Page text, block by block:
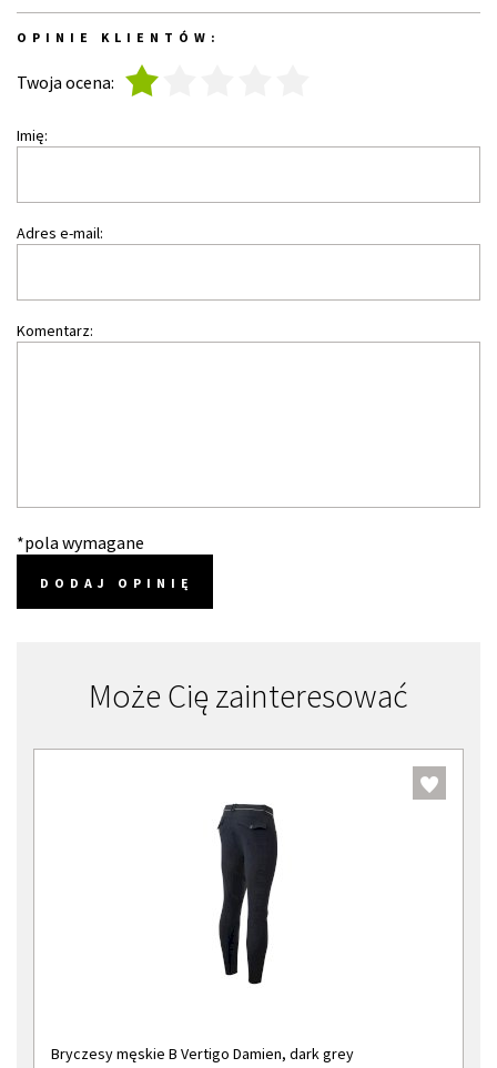
OPINIE KLIENTÓW:
Twoja ocena:
Imię:
Adres e-mail:
Komentarz:
*pola wymagane
DODAJ OPINIĘ
Może Cię zainteresować
Bryczesy męskie B Vertigo Damien, dark grey